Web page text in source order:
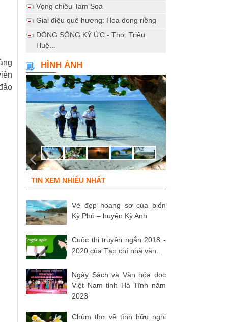
Vọng chiều Tam Soa
Giai điệu quê hương: Hoa dong riềng
DÒNG SÔNG KÝ ỨC - Thơ: Triệu
Huệ...
HÌNH ẢNH
TIN XEM NHIỀU NHẤT
Vẻ đẹp hoang sơ của biển
Kỳ Phú – huyện Kỳ Anh
Cuộc thi truyện ngắn 2018 -
2020 của Tạp chí nhà văn...
Ngày Sách và Văn hóa đọc
Việt Nam tỉnh Hà Tĩnh năm
2023
Chùm thơ về tình hữu nghị